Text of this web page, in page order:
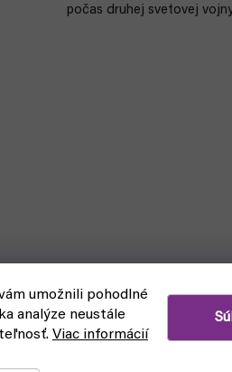
umožnili pohodlné
analýze neustále
Viac informácií
počas druhej svetovej